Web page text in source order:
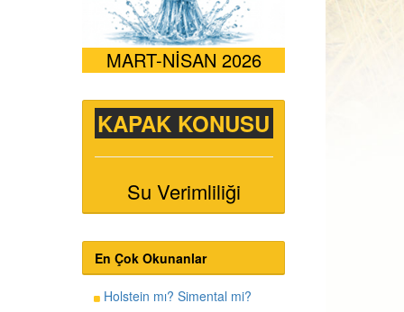
MART-NİSAN 2026
KAPAK KONUSU
Su Verimliliği
En Çok Okunanlar
Holstein mı? Simental mi?